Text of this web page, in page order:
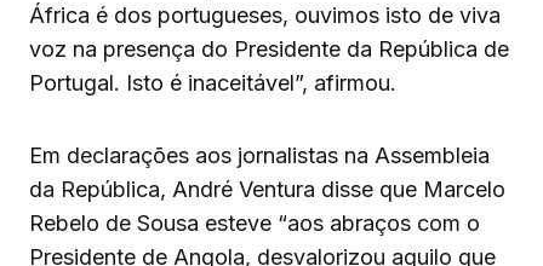
África é dos portugueses, ouvimos isto de viva
voz na presença do Presidente da República de
Portugal. Isto é inaceitável”, afirmou.
Em declarações aos jornalistas na Assembleia
da República, André Ventura disse que Marcelo
Rebelo de Sousa esteve “aos abraços com o
Presidente de Angola, desvalorizou aquilo que